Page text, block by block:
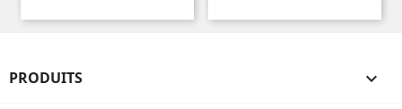
PRODUITS 